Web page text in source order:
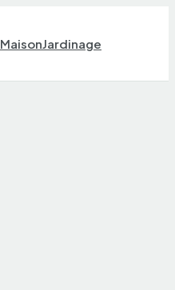
MaisonJardinage